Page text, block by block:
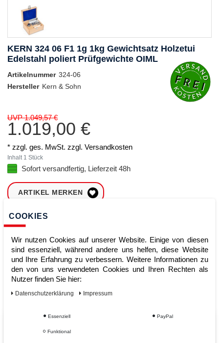
KERN 324 06 F1 1g 1kg Gewichtsatz Holzetui
Edelstahl poliert Prüfgewichte OIML
Artikelnummer 324-06
Hersteller Kern & Sohn
UVP 1.049,57 €
1.019,00 €
* zzgl. ges. MwSt. zzgl. Versandkosten
Inhalt 1 Stück
Sofort versandfertig, Lieferzeit 48h
ARTIKEL MERKEN
ZUM WARENKORB
Sofort lieferbar
Kauf auf Rechnung
COOKIES
Wir nutzen Cookies auf unserer Website. Einige von diesen
sind essenziell, während andere uns helfen, diese Website
und Ihre Erfahrung zu verbessern. Weitere Informationen zu
den von uns verwendeten Cookies und Ihren Rechten als
Nutzer finden Sie hier:
Daten­schutz­erklärung Impressum
Essenziell PayPal
Funktional